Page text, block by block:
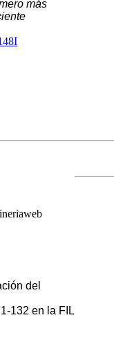
más
del
132 en la FIL